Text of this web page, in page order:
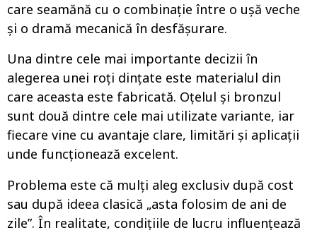
care seamănă cu o combinație între o ușă veche
și o dramă mecanică în desfășurare.
Una dintre cele mai importante decizii în
alegerea unei roți dințate este materialul din
care aceasta este fabricată. Oțelul și bronzul
sunt două dintre cele mai utilizate variante, iar
fiecare vine cu avantaje clare, limitări și aplicații
unde funcționează excelent.
Problema este că mulți aleg exclusiv după cost
sau după ideea clasică „asta folosim de ani de
zile”. În realitate, condițiile de lucru influențează